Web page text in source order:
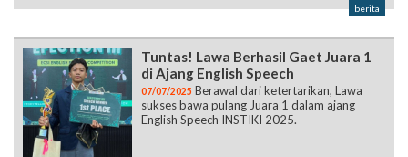
berita
Tuntas! Lawa Berhasil Gaet Juara 1
di Ajang English Speech
07/07/2025 Berawal dari ketertarikan, Lawa
sukses bawa pulang Juara 1 dalam ajang
English Speech INSTIKI 2025.